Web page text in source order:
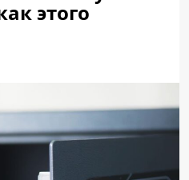
этого